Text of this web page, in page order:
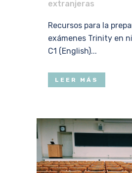
extranjeras
Recursos para la
exámenes Trinity en
C1 (English)...
LEER MÁS